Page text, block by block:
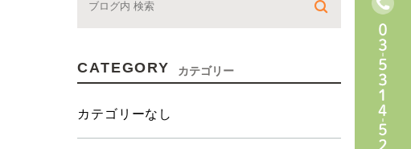
CATEGORY カテゴリー
カテゴリーなし